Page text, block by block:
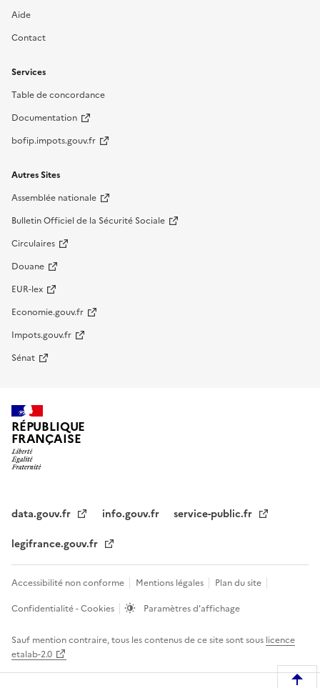
Aide
Contact
Services
Table de concordance
Documentation
bofip.impots.gouv.fr
Autres Sites
Assemblée nationale
Bulletin Officiel de la Sécurité Sociale
Circulaires
Douane
EUR-lex
Economie.gouv.fr
Impots.gouv.fr
Sénat
RÉPUBLIQUE
FRANÇAISE
data.gouv.fr info.gouv.fr
service-public.fr
legifrance.gouv.fr
Accessibilité non conforme Mentions légales
Plan du site
Confidentialité - Cookies
Paramètres d'affichage
Sauf mention contraire, tous les contenus de ce site sont sous licence
etalab-2.0